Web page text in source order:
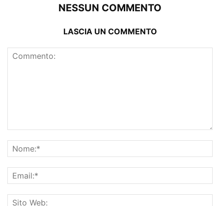
NESSUN COMMENTO
LASCIA UN COMMENTO